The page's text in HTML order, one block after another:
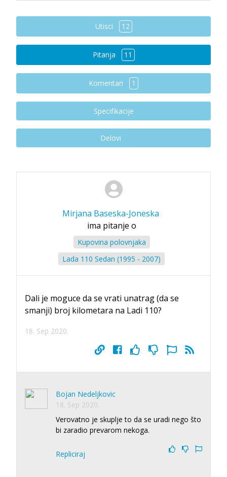
Utisci 12
Pitanja 11
Komentari 1
Specifikacije
Delovi
Mirjana Baseska-Joneska
ima pitanje o
Kupovina polovnjaka
Lada 110 Sedan (1995 - 2007)
Dali je moguce da se vrati unatrag (da se
smanji) broj kilometara na Ladi 110?
18. Sep 2020.
Bojan Nedeljkovic
18. Sep 2020.
Verovatno je skuplje to da se uradi nego što
bi zaradio prevarom nekoga.
Repliciraj